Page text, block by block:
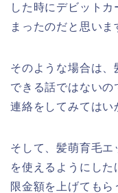
した時にデビット
まったのだと思いま
そのような場合は
できる話ではないの
連絡をしてみてはい
そして、髪萌育毛エ
を使えるようにし
限金額を上げてもら